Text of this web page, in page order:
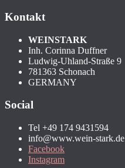
Kontakt
WEINSTARK
Inh. Corinna Duffner
Ludwig-Uhland-Straße 9
781363 Schonach
GERMANY
Social
Tel +49 174 9431594
info@www.wein-stark.de
Facebook
Instagram